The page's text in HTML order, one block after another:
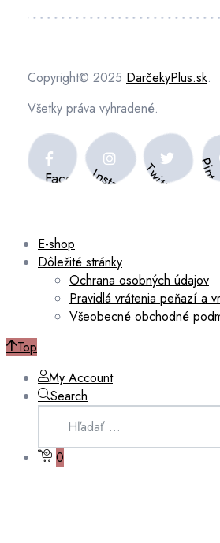
Copyright© 2025 DarčekyPlus.sk.
Všetky práva vyhradené.
FacebookInstagramTwitter
E-shop
Dôležité stránky
Ochrana osobných údajov
Pravidlá vrátenia peňazí a
Všeobecné obchodné
Top
My Account
Search
0